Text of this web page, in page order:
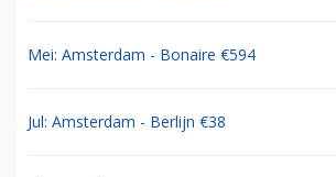
Mei: Amsterdam - Bonaire €594
Jul: Amsterdam - Berlijn €38